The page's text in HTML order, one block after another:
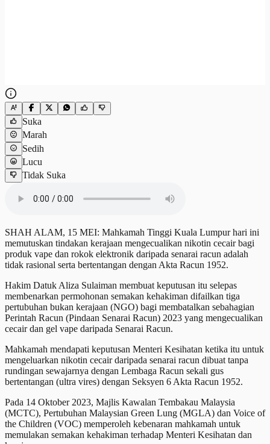
Suka
Marah
Sedih
Lucu
Tidak Suka
SHAH ALAM, 15 MEI: Mahkamah Tinggi Kuala Lumpur hari ini
memutuskan tindakan kerajaan mengecualikan nikotin cecair bagi
produk vape dan rokok elektronik daripada senarai racun adalah
tidak rasional serta bertentangan dengan Akta Racun 1952.
Hakim Datuk Aliza Sulaiman membuat keputusan itu selepas
membenarkan permohonan semakan kehakiman difailkan tiga
pertubuhan bukan kerajaan (NGO) bagi membatalkan sebahagian
Perintah Racun (Pindaan Senarai Racun) 2023 yang mengecualikan
cecair dan gel vape daripada Senarai Racun.
Mahkamah mendapati keputusan Menteri Kesihatan ketika itu untuk
mengeluarkan nikotin cecair daripada senarai racun dibuat tanpa
rundingan sewajarnya dengan Lembaga Racun sekali gus
bertentangan (ultra vires) dengan Seksyen 6 Akta Racun 1952.
Pada 14 Oktober 2023, Majlis Kawalan Tembakau Malaysia
(MCTC), Pertubuhan Malaysian Green Lung (MGLA) dan Voice of
the Children (VOC) memperoleh kebenaran mahkamah untuk
memulakan semakan kehakiman terhadap Menteri Kesihatan dan